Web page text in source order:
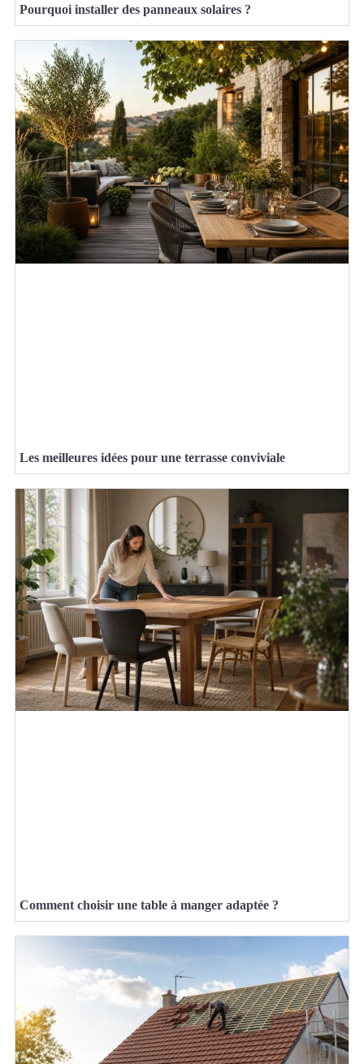
Pourquoi installer des panneaux solaires ?
Les meilleures idées pour une terrasse conviviale
Comment choisir une table à manger adaptée ?